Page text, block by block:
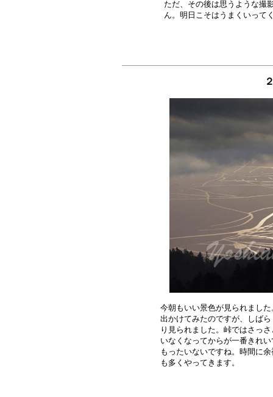
ただ、その後は思うような撮
今朝もいい景色が見られまし
出かけてみたのですが、しば
り見られました。峠ではさっ
いなくなってからが一番きれ
もったいないですね。時間に